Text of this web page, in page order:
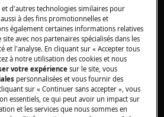
notre service après-
rendez-vous.
et d'autres technologies similaires pour
à des fins promotionnelles et
également certaines informations relatives
avec nos partenaires spécialisés dans les
et l'analyse. En cliquant sur « Accepter tous
à notre utilisation des cookies et nous
votre expériencesur le site, vous
personnalisées et vous fournir des
sur « Continuer sans accepter », vous
essentiels, ce qui peut avoir un impact sur
et les services que nous sommes en